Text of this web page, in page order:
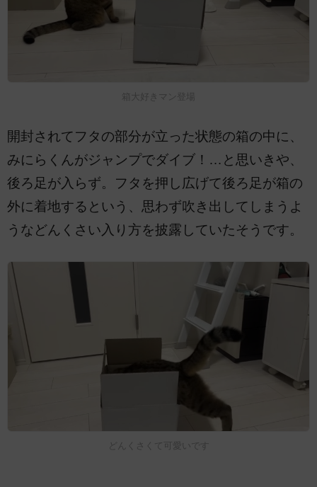
箱大好きマン登場
開封されてフタの部分が立った状態の箱の中に、
みにらくんがジャンプでダイブ！…と思いきや、
後ろ足が入らず。フタを押し広げて後ろ足が箱の
外に着地するという、思わず吹き出してしまうよ
うなどんくさい入り方を披露していたそうです。
どんくさくて可愛いです